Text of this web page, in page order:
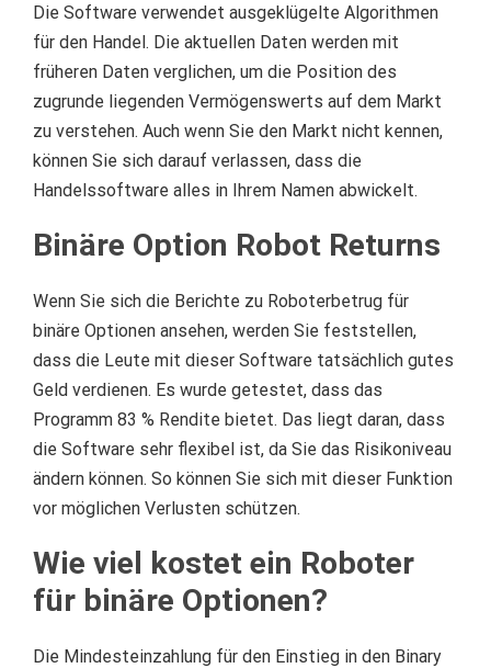
Die Software verwendet ausgeklügelte Algorithmen
für den Handel. Die aktuellen Daten werden mit
früheren Daten verglichen, um die Position des
zugrunde liegenden Vermögenswerts auf dem Markt
zu verstehen. Auch wenn Sie den Markt nicht kennen,
können Sie sich darauf verlassen, dass die
Handelssoftware alles in Ihrem Namen abwickelt.
Binäre Option Robot Returns
Wenn Sie sich die Berichte zu Roboterbetrug für
binäre Optionen ansehen, werden Sie feststellen,
dass die Leute mit dieser Software tatsächlich gutes
Geld verdienen. Es wurde getestet, dass das
Programm 83 % Rendite bietet. Das liegt daran, dass
die Software sehr flexibel ist, da Sie das Risikoniveau
ändern können. So können Sie sich mit dieser Funktion
vor möglichen Verlusten schützen.
Wie viel kostet ein Roboter
für binäre Optionen?
Die Mindesteinzahlung für den Einstieg in den Binary